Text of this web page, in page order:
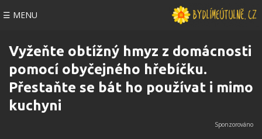
☰ MENU
Vyžeňte obtížný hmyz z domácnosti
pomocí obyčejného hřebíčku.
Přestaňte se bát ho používat i mimo
kuchyni